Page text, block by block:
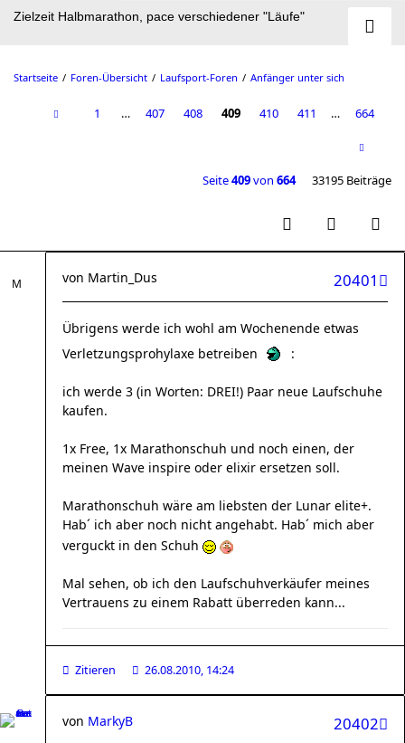
Zielzeit Halbmarathon, pace verschiedener "Läufe"
Startseite Foren-Übersicht Laufsport-Foren Anfänger unter sich
1 … 407 408 409 410 411 … 664
Seite409von 664 33195 Beiträge
20401
von Martin_Dus
Übrigens werde ich wohl am Wochenende etwas
Verletzungsprohylaxe betreiben
:
ich werde 3 (in Worten: DREI!) Paar neue Laufschuhe
kaufen.
1x Free, 1x Marathonschuh und noch einen, der
meinen Wave inspire oder elixir ersetzen soll.
Marathonschuh wäre am liebsten der Lunar elite+.
Hab´ ich aber noch nicht angehabt. Hab´ mich aber
verguckt in den Schuh
Mal sehen, ob ich den Laufschuhverkäufer meines
Vertrauens zu einem Rabatt überreden kann...
Zitieren 26.08.2010, 14:24
20402
von MarkyB